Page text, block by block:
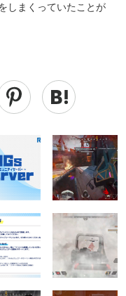
しまくっていたことが